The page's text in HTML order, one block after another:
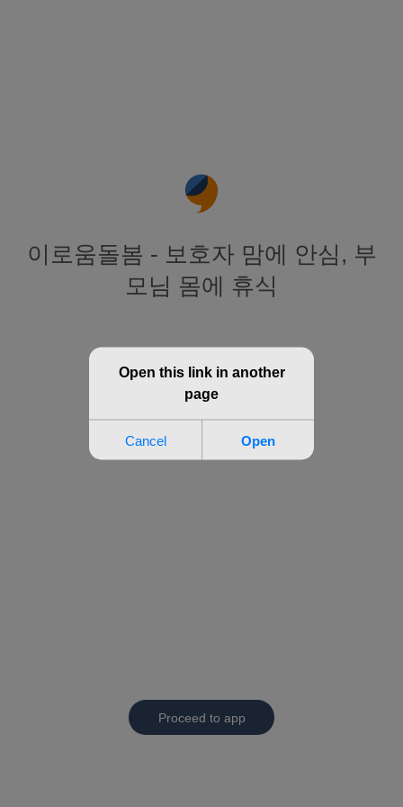
이로움돌봄 - 보호자 맘에 안심, 부
모님 몸에 휴식
Proceed to app